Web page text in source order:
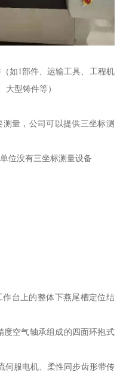
如1部件、运输工具、工程机
大型铸件等）
量，公司可以提供三坐标测
位没有三坐标测量设备
台上的整体下燕尾槽定位结
度空气轴承组成的四面环抱式
伺服电机、柔性同步齿形带传